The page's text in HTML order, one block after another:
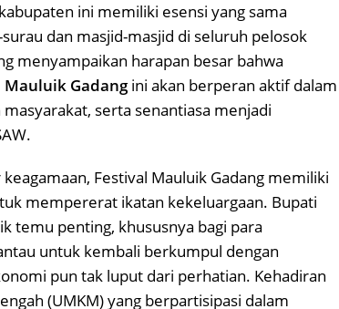
ini memiliki esensi yang sama
dan masjid-masjid di seluruh pelosok
menyampaikan harapan besar bahwa
Gadangini akan berperan aktif dalam
serta senantiasa menjadi
Festival Mauluik Gadang memiliki
mempererat ikatan kekeluargaan. Bupati
temu penting, khususnya bagi para
untuk kembali berkumpul dengan
pun tak luput dari perhatian. Kehadiran
(UMKM) yang berpartisipasi dalam